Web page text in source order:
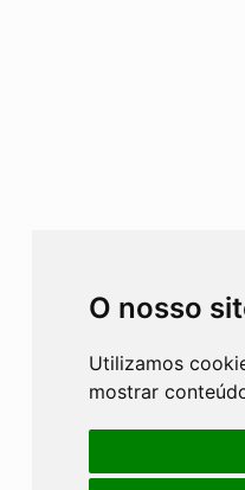
O nosso
Utilizamos
mostrar